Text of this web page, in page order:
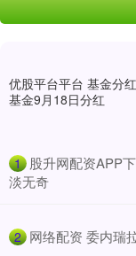
优股平台平台 基金分
基金9月18日分红
1 股升网配资APP
淡无奇
2 网络配资 委内瑞